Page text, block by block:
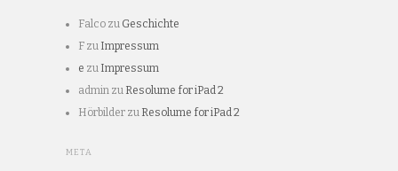
Falco zu Geschichte
F zu Impressum
e zu Impressum
admin zu Resolume for iPad 2
Hörbilder zu Resolume for iPad 2
META